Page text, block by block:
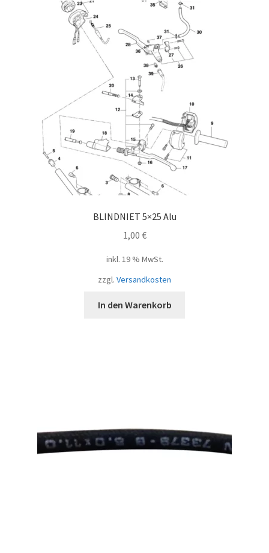
BLINDNIET 5×25 Alu
1,00 €
inkl. 19 % MwSt.
zzgl. Versandkosten
In den Warenkorb